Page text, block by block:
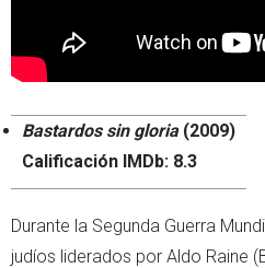
Bastardos sin gloria(2009)
Calificación IMDb: 8.3
Durante la Segunda Guerra
judíos liderados por Aldo Raine